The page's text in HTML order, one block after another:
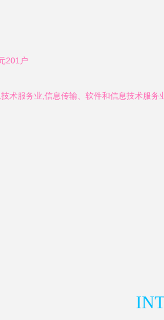
201户
术服务业,信息传输、软件和信息技术服务